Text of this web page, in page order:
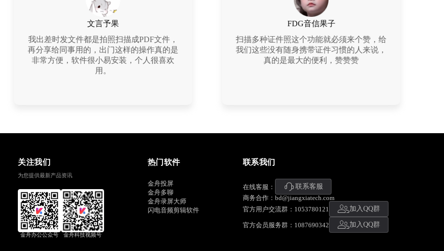
FDG音信果子
扫描多种证件照这个功能就必须来个赞，给
我们这些没有随身携带证件习惯的人来说，
真的是最大的便利，赞赞赞
鱼仙E
作为一个数学老师，个人觉得手机上安装一
个扫描助手很有必要，方便我们快捷地记录
管理自己的各种文档，包括课本、笔记和白
关注我们
为您提供最新产品资讯
金舟办公公众号 金舟科技视频号
热门软件
金舟投屏
金舟多聊
金舟录屏大师
闪电音频剪辑软件
联系我们
在线客服：
联系客服
商务合作：bd@jiangxiatech.com
官方用户交流群：1053780121
加入QQ群
官方会员服务群：1087690342 加入QQ群